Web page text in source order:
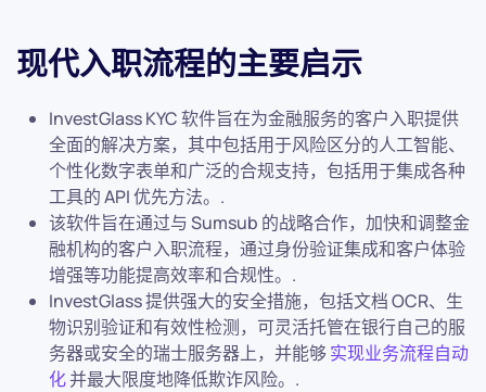
现代入职流程的主要启示
InvestGlass KYC 软件旨在为金融服务的客户入职提供
全面的解决方案，其中包括用于风险区分的人工智能、
个性化数字表单和广泛的合规支持，包括用于集成各种
工具的 API 优先方法。.
该软件旨在通过与 Sumsub 的战略合作，加快和调整金
融机构的客户入职流程，通过身份验证集成和客户体验
增强等功能提高效率和合规性。.
InvestGlass 提供强大的安全措施，包括文档 OCR、生
物识别验证和有效性检测，可灵活托管在银行自己的服
务器或安全的瑞士服务器上，并能够实现业务流程自动
化并最大限度地降低欺诈风险。.